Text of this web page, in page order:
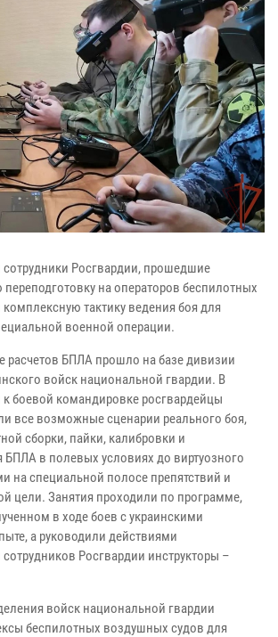
Росгвардии, прошедшие
на операторов беспилотных
комплексную тактику ведения боя для
военной операции.
расчетов БПЛА прошло на базе дивизии
войск национальной гвардии. В
к боевой командировке росгвардейцы
все возможные сценарии реального боя,
сборки, пайки, калибровки и
в полевых условиях до виртуозного
на специальной полосе препятствий и
цели. Занятия проходили по программе,
в ходе боев с украинскими
а руководили действиями
Росгвардии инструкторы –
войск национальной гвардии
беспилотных воздушных судов для